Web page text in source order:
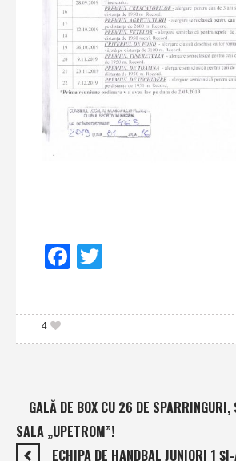
Facebook
4
GALĂ DE BOX CU 26 DE
SALA „UPETROM”!
ECHIPA DE HANDBAL JUNIORI 1